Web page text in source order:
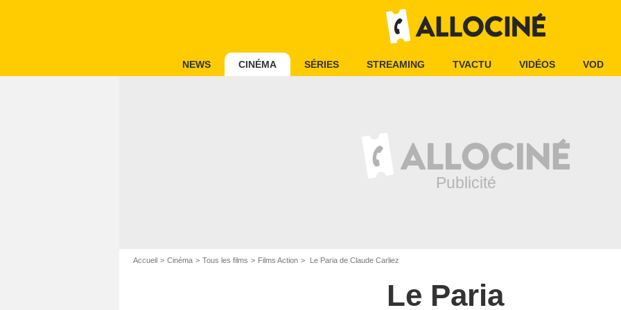
NEWS CINÉMA SÉRIES STREAMING TVACTU VIDÉOS VOD
Accueil Cinéma Tous les films Films Action Le Paria de Claude Carliez
Le Paria